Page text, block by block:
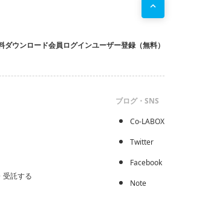
ダウンロード会員ログインユーザー登録（無料）
受託する
ブログ・SNS
Co-LABOX
Twitter
Facebook
Note